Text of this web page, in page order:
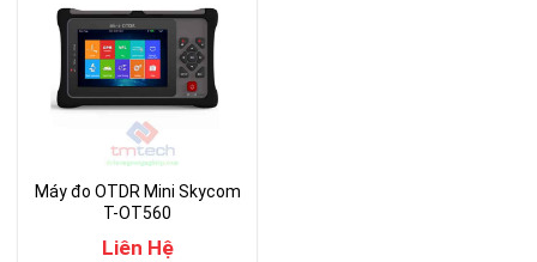
Máy đo OTDR Mini Skycom
T-OT560
Liên Hệ